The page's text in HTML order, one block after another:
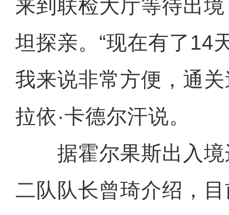
来到联检大厅等待出
坦探亲。“现在有了14
我来说非常方便，通
拉依·卡德尔汗说。
据霍尔果斯出入境
二队队长曾琦介绍，